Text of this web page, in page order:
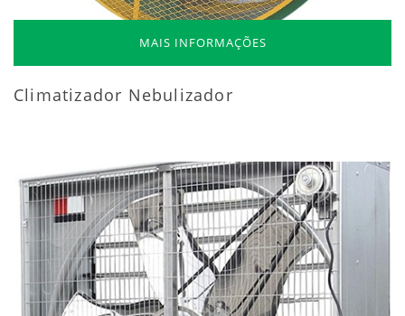
MAIS INFORMAÇÕES
Climatizador Nebulizador